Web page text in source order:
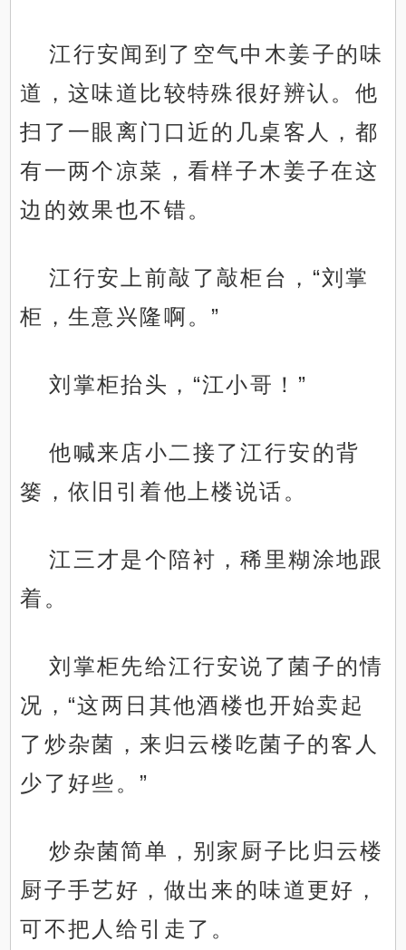
江行安闻到了空气中木姜子的味
道，这味道比较特殊很好辨认。他
扫了一眼离门口近的几桌客人，都
有一两个凉菜，看样子木姜子在这
边的效果也不错。
江行安上前敲了敲柜台，“刘掌
柜，生意兴隆啊。”
刘掌柜抬头，“江小哥！”
他喊来店小二接了江行安的背
篓，依旧引着他上楼说话。
江三才是个陪衬，稀里糊涂地跟
着。
刘掌柜先给江行安说了菌子的情
况，“这两日其他酒楼也开始卖起
了炒杂菌，来归云楼吃菌子的客人
少了好些。”
炒杂菌简单，别家厨子比归云楼
厨子手艺好，做出来的味道更好，
可不把人给引走了。